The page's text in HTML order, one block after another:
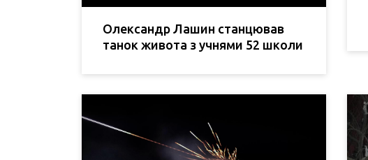
Олександр Лашин станцював
танок живота з учнями 52 школи